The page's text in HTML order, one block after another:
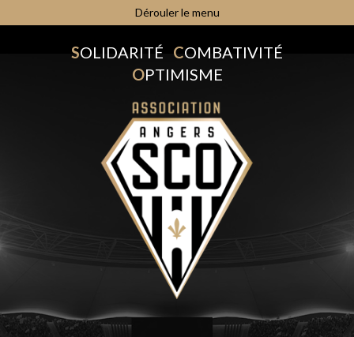
Dérouler le menu
SOLIDARITÉ COMBATIVITÉ
OPTIMISME